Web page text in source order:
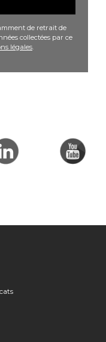
de retrait de
collectées par ce
légales